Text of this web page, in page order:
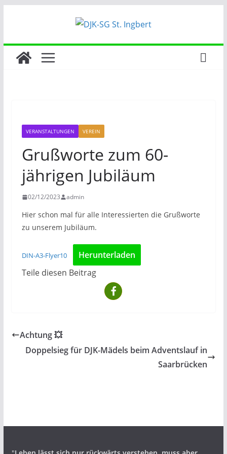
VERANSTALTUNGEN VEREIN
Grußworte zum 60-
jährigen Jubiläum
02/12/2023 admin
Hier schon mal für alle Interessierten die Grußworte
zu unserem Jubiläum.
DIN-A3-Flyer10
Herunterladen
Teile diesen Beitrag
Achtung 💥
Doppelsieg für DJK-Mädels beim Adventslauf in
Saarbrücken